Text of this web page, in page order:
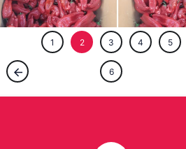
ÖZEL HABER
Urfalılara kötü haber: Acısı
1 2 3 4 5
6